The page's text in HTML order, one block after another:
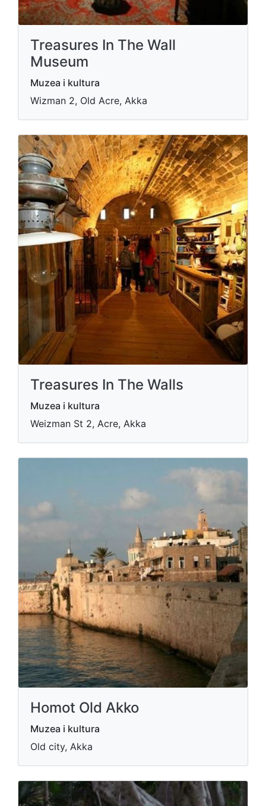
Treasures In The Wall
Museum
Muzea i kultura
Wizman 2, Old Acre, Akka
Treasures In The Walls
Muzea i kultura
Weizman St 2, Acre, Akka
Homot Old Akko
Muzea i kultura
Old city, Akka